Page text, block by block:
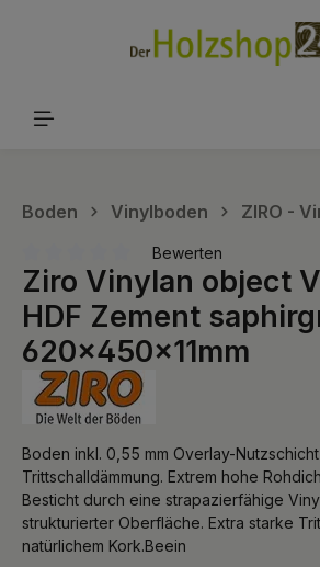
Boden Vinylboden ZIRO -
Durchschnittliche Bewertung von 0 von
Bewerten
Ziro Vinylan object
HDF Zement
620x450x11mm
Boden inkl. 0,55 mm Overlay-
Trittschalldämmung. Extrem hohe
Besticht durch eine strapazierfähige
strukturierter Oberfläche. Extra starke
natürlichem Kork.Beein